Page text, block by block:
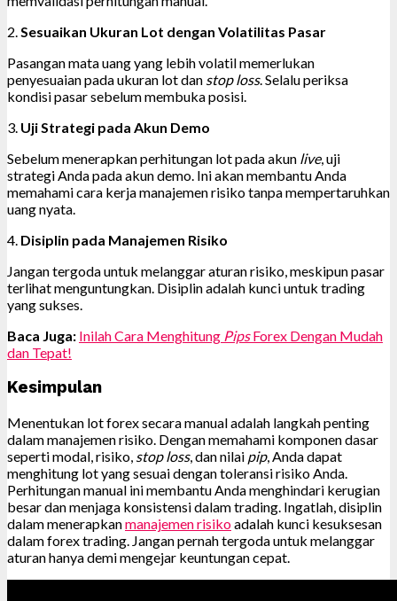
2.Sesuaikan Ukuran Lot dengan Volatilitas Pasar
Pasangan mata uang yang lebih volatil memerlukan
penyesuaian pada ukuran lot dan stop loss. Selalu periksa
kondisi pasar sebelum membuka posisi.
3. Uji Strategi pada Akun Demo
Sebelum menerapkan perhitungan lot pada akun live, uji
strategi Anda pada akun demo. Ini akan membantu Anda
memahami cara kerja manajemen risiko tanpa mempertaruhkan
uang nyata.
4. Disiplin pada Manajemen Risiko
Jangan tergoda untuk melanggar aturan risiko, meskipun pasar
terlihat menguntungkan. Disiplin adalah kunci untuk trading
yang sukses.
Baca Juga: Inilah Cara Menghitung PipsForex Dengan Mudah
dan Tepat!
Kesimpulan
Menentukan lot forex secara manual adalah langkah penting
dalam manajemen risiko. Dengan memahami komponen dasar
seperti modal, risiko, stop loss, dan nilai pip, Anda dapat
menghitung lot yang sesuai dengan toleransi risiko Anda.
Perhitungan manual ini membantu Anda menghindari kerugian
besar dan menjaga konsistensi dalam trading. Ingatlah, disiplin
dalam menerapkanmanajemen risikoadalah kunci kesuksesan
dalam forex trading. Jangan pernah tergoda untuk melanggar
aturan hanya demi mengejar keuntungan cepat.